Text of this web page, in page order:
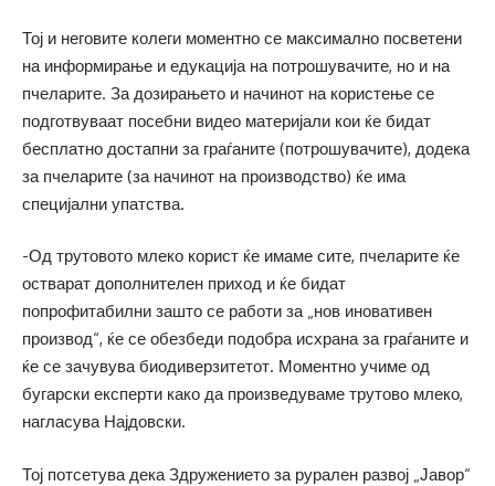
Тој и неговите колеги моментно се максимално посветени
на информирање и едукација на потрошувачите, но и на
пчеларите. За дозирањето и начинот на користење се
подготвуваат посебни видео материјали кои ќе бидат
бесплатно достапни за граѓаните (потрошувачите), додека
за пчеларите (за начинот на производство) ќе има
специјални упатства.
-Од трутовото млеко корист ќе имаме сите, пчеларите ќе
остварат дополнителен приход и ќе бидат
попрофитабилни зашто се работи за „нов иновативен
производ“, ќе се обезбеди подобра исхрана за граѓаните и
ќе се зачувува биодиверзитетот. Моментно учиме од
бугарски експерти како да произведуваме трутово млеко,
нагласува Најдовски.
Тој потсетува дека Здружението за рурален развој „Јавор“